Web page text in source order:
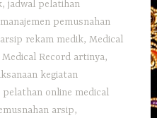
,jadwal pelatihan
manajemen pemusnahan
rekam medik,Medical
Medical Record artinya,
kegiatan
pelathan online medical
arsip,